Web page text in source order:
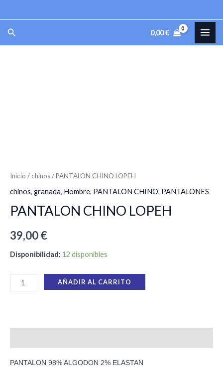
al
contenido
Buscar 0,00€
Inicio / chinos/ PANTALON CHINO LOPEH
chinos, granada, Hombre, PANTALON CHINO, PANTALONES
PANTALON CHINO LOPEH
39,00€
Disponibilidad: 12 disponibles
AÑADIR AL CARRITO
PANTALON 98% ALGODON 2% ELASTAN